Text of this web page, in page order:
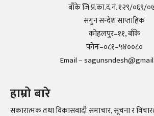
बाँके जि.प्र.का.द.नं. १२९/०६९/
सगुन सन्देश साप्ताहिक
कोहलपुर–११, बाँके
फोनः–०८१–५४००८०
Email –
हाम्रो बारे
सकारात्मक तथा विकासवादी समाचार, सूचना र